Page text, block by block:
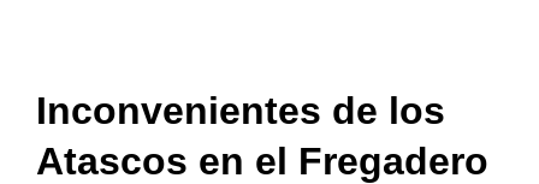
Inconvenientes de los
Atascos en el Fregadero